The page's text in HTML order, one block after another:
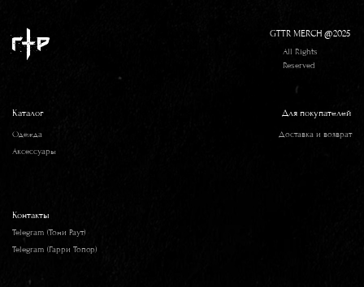
Telegram (Гарри Топор)
Telegram (Тони Раут)
Контакты
GTTR MERCH @2025
All Rights
Reserved
Для покупателей
Доставка и возврат
Одежда
Аксессуары
Каталог